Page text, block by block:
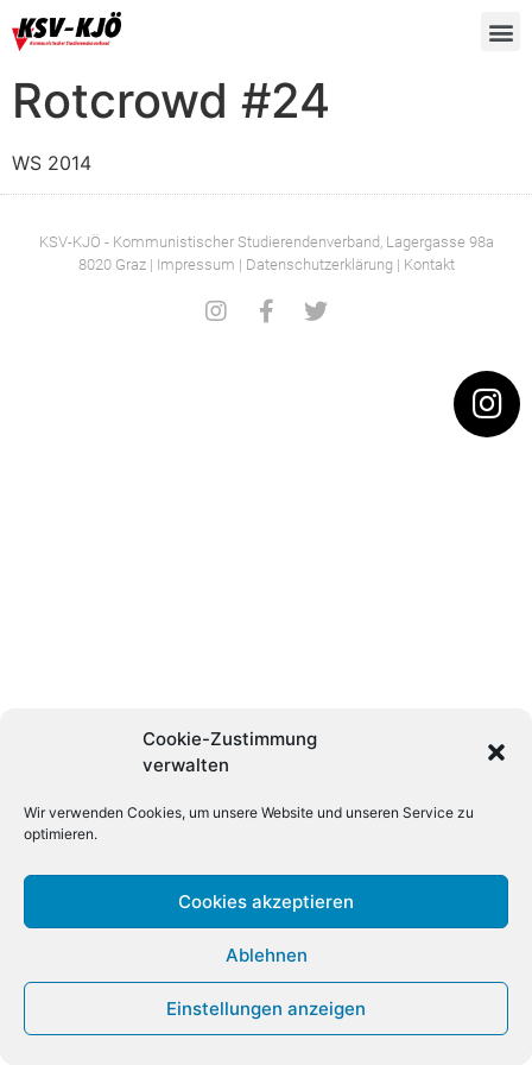
Cookie-Zustimmung
verwalten
Wir verwenden Cookies, um unsere Website und unseren Service zu
optimieren.
Cookies akzeptieren
Ablehnen
Einstellungen anzeigen
Rotcrowd #24
WS 2014
KSV-KJÖ - Kommunistischer Studierendenverband, Lagergasse 98a
8020 Graz | Impressum | Datenschutzerklärung | Kontakt